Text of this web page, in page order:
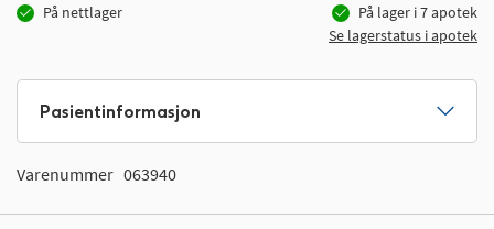
På nettlager På lager i7apotek
Se lagerstatus i apotek
Pasientinformasjon
Varenummer 063940